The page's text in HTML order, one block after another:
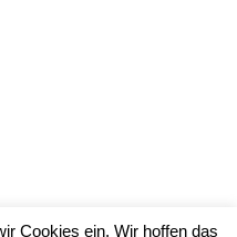
Cookies ein. Wir hoffen das